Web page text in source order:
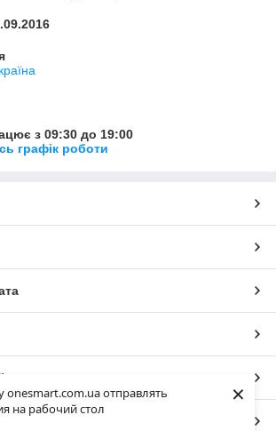
onesmart.com.ua отправлять
на рабочий стол
×
з 09:30 до 19:00
графік роботи
маркетплейсі